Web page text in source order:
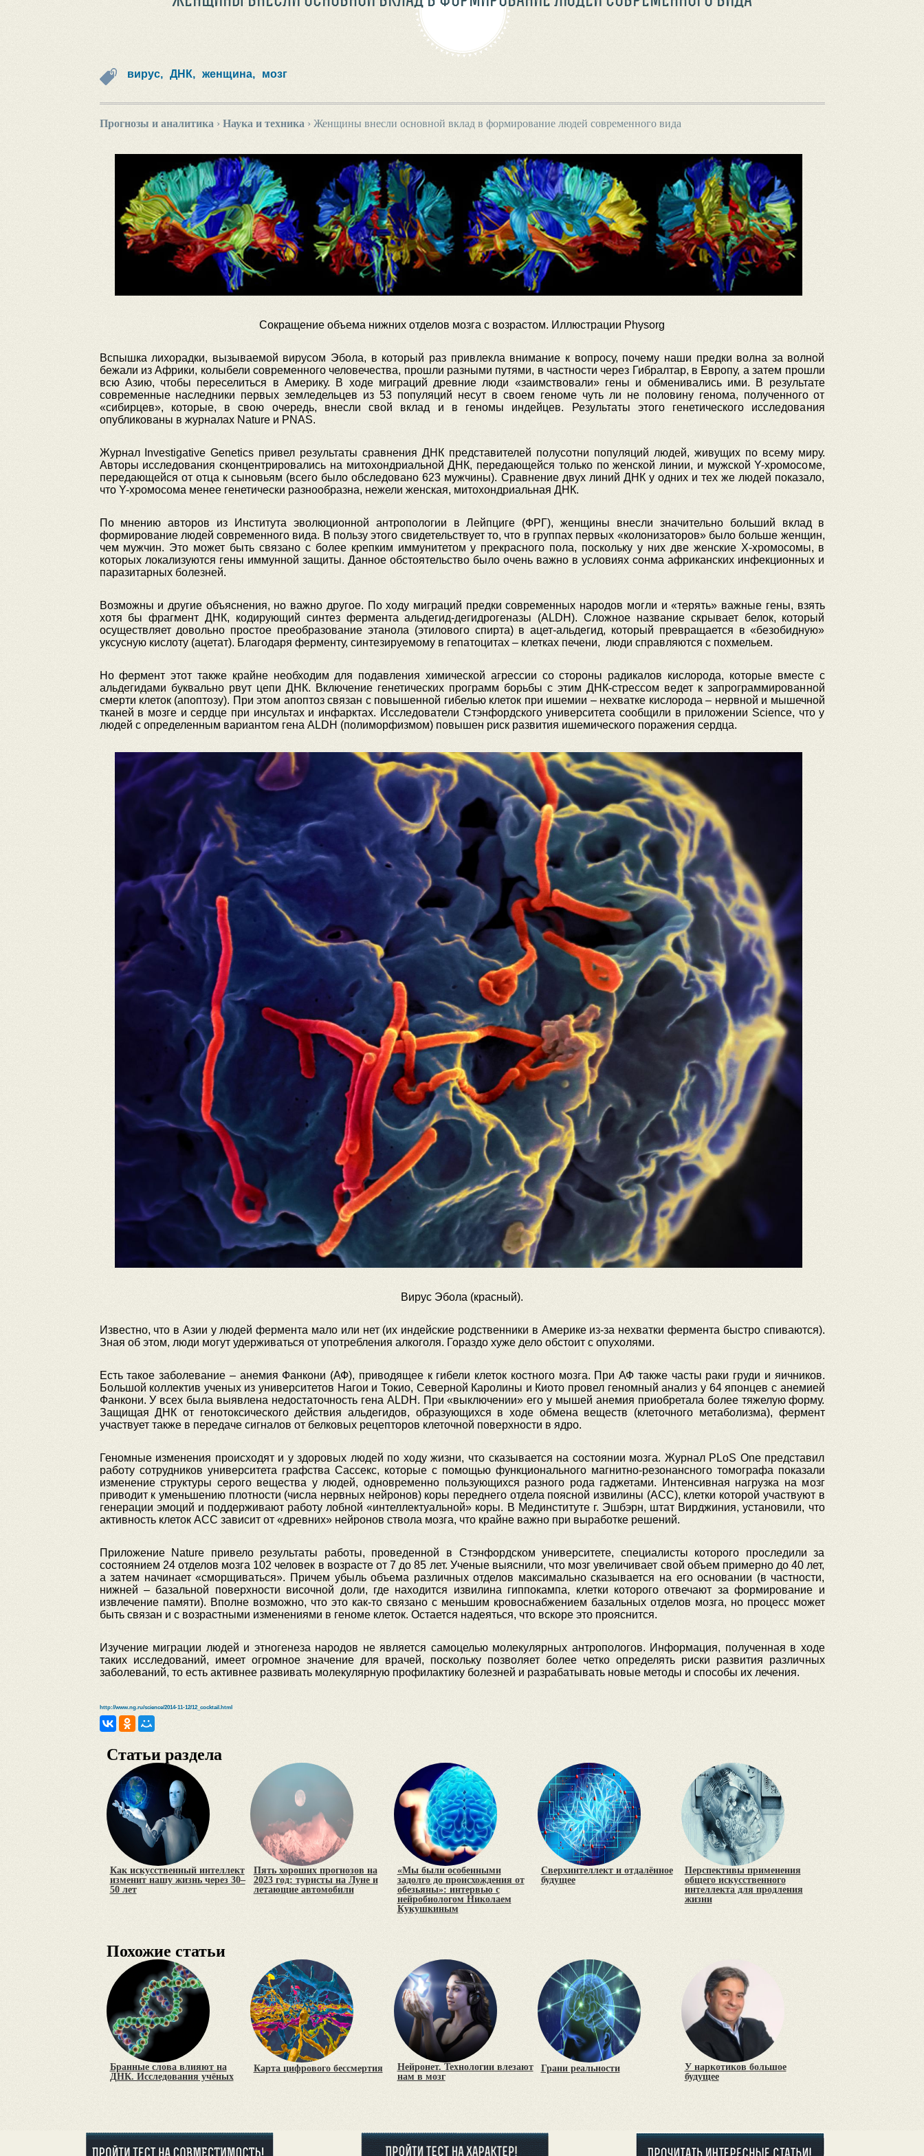
вирус, ДНК, женщина, мозг
Прогнозы и аналитика › Наука и техника › Женщины внесли основной вклад в формирование людей современного вида
Сокращение объема нижних отделов мозга с возрастом. Иллюстрации Physorg
Вспышка лихорадки, вызываемой вирусом Эбола, в который раз привлекла внимание к вопросу, почему наши предки волна за волной
бежали из Африки, колыбели современного человечества, прошли разными путями, в частности через Гибралтар, в Европу, а затем прошли
всю Азию, чтобы переселиться в Америку. В ходе миграций древние люди «заимствовали» гены и обменивались ими. В результате
современные наследники первых земледельцев из 53 популяций несут в своем геноме чуть ли не половину генома, полученного от
«сибирцев», которые, в свою очередь, внесли свой вклад и в геномы индейцев. Результаты этого генетического исследования
опубликованы в журналах Nature и PNAS.
Журнал Investigative Genetics привел результаты сравнения ДНК представителей полусотни популяций людей, живущих по всему миру.
Авторы исследования сконцентрировались на митохондриальной ДНК, передающейся только по женской линии, и мужской Y-хромосоме,
передающейся от отца к сыновьям (всего было обследовано 623 мужчины). Сравнение двух линий ДНК у одних и тех же людей показало,
что Y-хромосома менее генетически разнообразна, нежели женская, митохондриальная ДНК.
По мнению авторов из Института эволюционной антропологии в Лейпциге (ФРГ), женщины внесли значительно больший вклад в
формирование людей современного вида. В пользу этого свидетельствует то, что в группах первых «колонизаторов» было больше женщин,
чем мужчин. Это может быть связано с более крепким иммунитетом у прекрасного пола, поскольку у них две женские Х-хромосомы, в
которых локализуются гены иммунной защиты. Данное обстоятельство было очень важно в условиях сонма африканских инфекционных и
паразитарных болезней.
Возможны и другие объяснения, но важно другое. По ходу миграций предки современных народов могли и «терять» важные гены, взять
хотя бы фрагмент ДНК, кодирующий синтез фермента альдегид-дегидрогеназы (ALDH). Сложное название скрывает белок, который
осуществляет довольно простое преобразование этанола (этилового спирта) в ацет-альдегид, который превращается в «безобидную»
уксусную кислоту (ацетат). Благодаря ферменту, синтезируемому в гепатоцитах – клетках печени, люди справляются с похмельем.
Но фермент этот также крайне необходим для подавления химической агрессии со стороны радикалов кислорода, которые вместе с
альдегидами буквально рвут цепи ДНК. Включение генетических программ борьбы с этим ДНК-стрессом ведет к запрограммированной
смерти клеток (апоптозу). При этом апоптоз связан с повышенной гибелью клеток при ишемии – нехватке кислорода – нервной и мышечной
тканей в мозге и сердце при инсультах и инфарктах. Исследователи Стэнфордского университета сообщили в приложении Science, что у
людей с определенным вариантом гена ALDH (полиморфизмом) повышен риск развития ишемического поражения сердца.
Вирус Эбола (красный).
Известно, что в Азии у людей фермента мало или нет (их индейские родственники в Америке из-за нехватки фермента быстро спиваются).
Зная об этом, люди могут удерживаться от употребления алкоголя. Гораздо хуже дело обстоит с опухолями.
Есть такое заболевание – анемия Фанкони (АФ), приводящее к гибели клеток костного мозга. При АФ также часты раки груди и яичников.
Большой коллектив ученых из университетов Нагои и Токио, Северной Каролины и Киото провел геномный анализ у 64 японцев с анемией
Фанкони. У всех была выявлена недостаточность гена ALDH. При «выключении» его у мышей анемия приобретала более тяжелую форму.
Защищая ДНК от генотоксического действия альдегидов, образующихся в ходе обмена веществ (клеточного метаболизма), фермент
участвует также в передаче сигналов от белковых рецепторов клеточной поверхности в ядро.
Геномные изменения происходят и у здоровых людей по ходу жизни, что сказывается на состоянии мозга. Журнал PLoS One представил
работу сотрудников университета графства Сассекс, которые с помощью функционального магнитно-резонансного томографа показали
изменение структуры серого вещества у людей, одновременно пользующихся разного рода гаджетами. Интенсивная нагрузка на мозг
приводит к уменьшению плотности (числа нервных нейронов) коры переднего отдела поясной извилины (АСС), клетки которой участвуют в
генерации эмоций и поддерживают работу лобной «интеллектуальной» коры. В Мединституте г. Эшбэрн, штат Вирджиния, установили, что
активность клеток АСС зависит от «древних» нейронов ствола мозга, что крайне важно при выработке решений.
Приложение Nature привело результаты работы, проведенной в Стэнфордском университете, специалисты которого проследили за
состоянием 24 отделов мозга 102 человек в возрасте от 7 до 85 лет. Ученые выяснили, что мозг увеличивает свой объем примерно до 40 лет,
а затем начинает «сморщиваться». Причем убыль объема различных отделов максимально сказывается на его основании (в частности,
нижней – базальной поверхности височной доли, где находится извилина гиппокампа, клетки которого отвечают за формирование и
извлечение памяти). Вполне возможно, что это как-то связано с меньшим кровоснабжением базальных отделов мозга, но процесс может
быть связан и с возрастными изменениями в геноме клеток. Остается надеяться, что вскоре это прояснится.
Изучение миграции людей и этногенеза народов не является самоцелью молекулярных антропологов. Информация, полученная в ходе
таких исследований, имеет огромное значение для врачей, поскольку позволяет более четко определять риски развития различных
заболеваний, то есть активнее развивать молекулярную профилактику болезней и разрабатывать новые методы и способы их лечения.
http://www.ng.ru/science/2014-11-12/12_cocktail.html
Статьи раздела
Как искусственный интеллект
изменит нашу жизнь через 30–
50 лет
Пять хороших прогнозов на
2023 год: туристы на Луне и
летающие автомобили
«Мы были особенными
задолго до происхождения от
обезьяны»: интервью с
нейробиологом Николаем
Кукушкиным
Сверхинтеллект и отдалённое
будущее
Перспективы применения
общего искусственного
интеллекта для продления
жизни
Похожие статьи
Бранные слова влияют на
ДНК. Исследования учёных
Карта цифрового бессмертия
Нейронет. Технологии влезают
нам в мозг
Грани реальности
У наркотиков большое
будущее